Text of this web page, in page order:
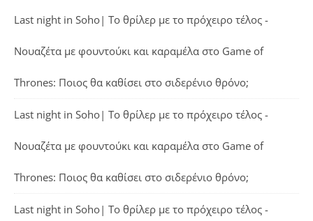
Last night in Soho| Το θρίλερ με το πρόχειρο τέλος -
Νουαζέτα με φουντούκι και καραμέλα στο Game of
Thrones: Ποιος θα καθίσει στο σιδερένιο θρόνο;
Last night in Soho| Το θρίλερ με το πρόχειρο τέλος -
Νουαζέτα με φουντούκι και καραμέλα στο Game of
Thrones: Ποιος θα καθίσει στο σιδερένιο θρόνο;
Last night in Soho| Το θρίλερ με το πρόχειρο τέλος -